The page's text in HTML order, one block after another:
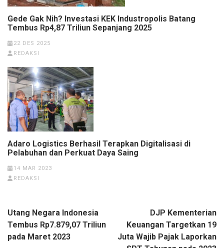
Gede Gak Nih? Investasi KEK Industropolis Batang
Tembus Rp4,87 Triliun Sepanjang 2025
22 DES 2025
REDAKSI
Adaro Logistics Berhasil Terapkan Digitalisasi di
Pelabuhan dan Perkuat Daya Saing
14 MAR 2023
REDAKSI
Navigasi
pos
Utang Negara Indonesia
Tembus Rp7.879,07 Triliun
pada Maret 2023
DJP Kementerian
Keuangan Targetkan 19
Juta Wajib Pajak Laporkan